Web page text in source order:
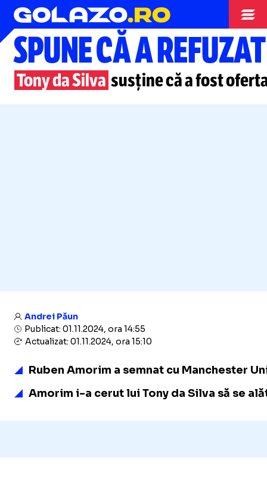
Superliga
SPUNE CĂ A
Tony da Silva susține că a fost
Andrei Păun
Publicat: 01.11.2024, ora 14:55
Actualizat: 01.11.2024, ora 15:10
Ruben Amorim a semnat cu Manchester
Amorim i-a cerut lui Tony da Silva să se